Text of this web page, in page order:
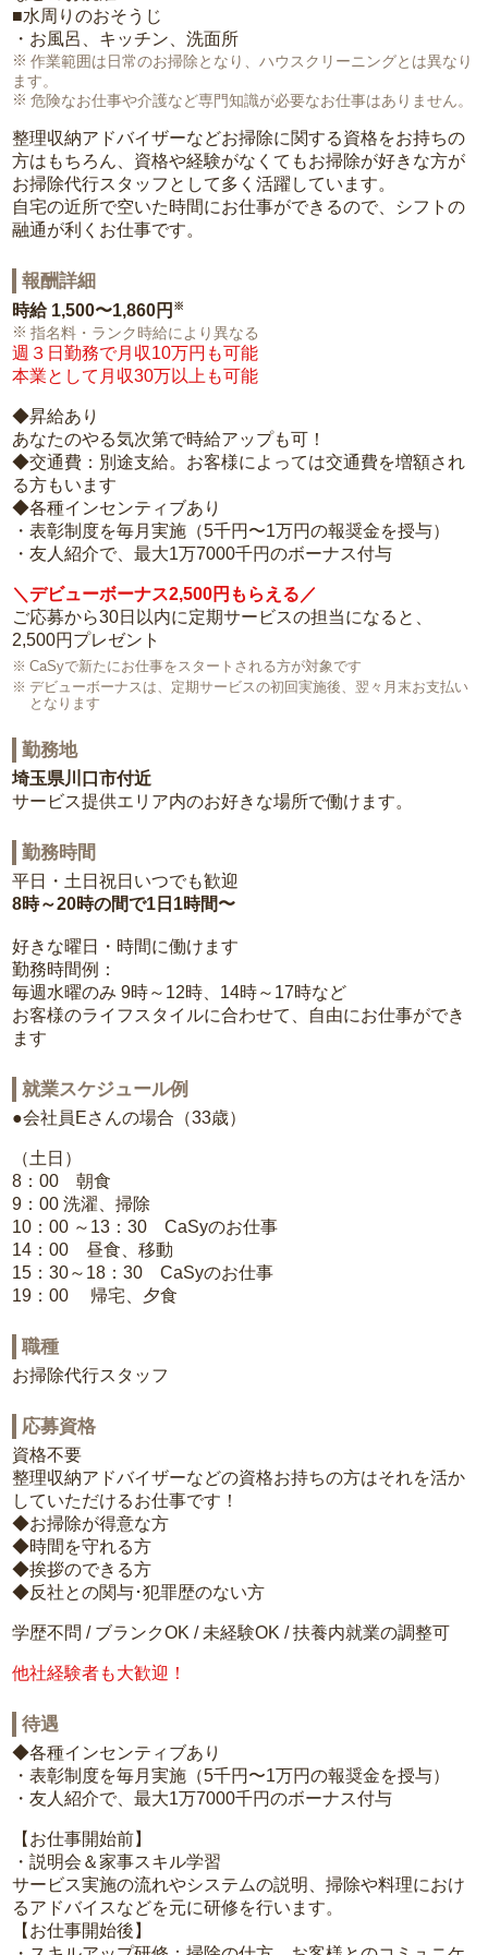
■水周りのおそうじ
・お風呂、キッチン、洗面所
作業範囲は日常のお掃除となり、ハウスクリーニングとは異なり
ます。
危険なお仕事や介護など専門知識が必要なお仕事はありません。
整理収納アドバイザーなどお掃除に関する資格をお持ちの
方はもちろん、資格や経験がなくてもお掃除が好きな方が
お掃除代行スタッフとして多く活躍しています。
自宅の近所で空いた時間にお仕事ができるので、シフトの
融通が利くお仕事です。
報酬詳細
時給 1,500〜1,860円 ※
指名料・ランク時給により異なる
週３日勤務で月収10万円も可能
本業として月収30万以上も可能
◆昇給あり
あなたのやる気次第で時給アップも可！
◆交通費：別途支給。お客様によっては交通費を増額され
る方もいます
◆各種インセンティブあり
・表彰制度を毎月実施（5千円〜1万円の報奨金を授与）
・友人紹介で、最大1万7000千円のボーナス付与
＼デビューボーナス2,500円もらえる／
ご応募から30日以内に定期サービスの担当になると、
2,500円プレゼント
CaSyで新たにお仕事をスタートされる方が対象です
デビューボーナスは、定期サービスの初回実施後、翌々月末お支払い
となります
勤務地
埼玉県川口市付近
サービス提供エリア内のお好きな場所で働けます。
勤務時間
平日・土日祝日いつでも歓迎
8時～20時の間で1日1時間〜
好きな曜日・時間に働けます
勤務時間例：
毎週水曜のみ 9時～12時、14時～17時など
お客様のライフスタイルに合わせて、自由にお仕事ができ
ます
就業スケジュール例
●会社員Eさんの場合（33歳）
（土日）
8：00 朝食
9：00 洗濯、掃除
10：00 ～13：30 CaSyのお仕事
14：00 昼食、移動
15：30～18：30 CaSyのお仕事
19：00 帰宅、夕食
職種
お掃除代行スタッフ
応募資格
資格不要
整理収納アドバイザーなどの資格お持ちの方はそれを活か
していただけるお仕事です！
◆お掃除が得意な方
◆時間を守れる方
◆挨拶のできる方
◆反社との関与･犯罪歴のない方
学歴不問 / ブランクOK / 未経験OK / 扶養内就業の調整可
他社経験者も大歓迎！
待遇
◆各種インセンティブあり
・表彰制度を毎月実施（5千円〜1万円の報奨金を授与）
・友人紹介で、最大1万7000千円のボーナス付与
【お仕事開始前】
・説明会＆家事スキル学習
サービス実施の流れやシステムの説明、掃除や料理におけ
るアドバイスなどを元に研修を行います。
【お仕事開始後】